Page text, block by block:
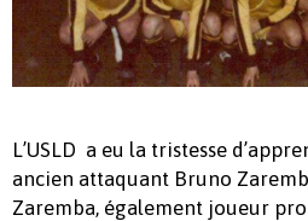
L’USLD a eu la tristesse
ancien attaquant Bruno
Zaremba, également joueur